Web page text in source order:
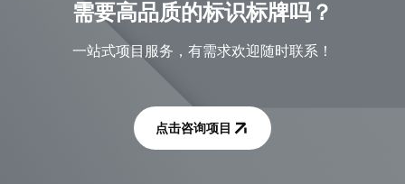
需要高品质的标识标牌吗？
一站式项目服务，有需求欢迎随时联系！
点击咨询项目